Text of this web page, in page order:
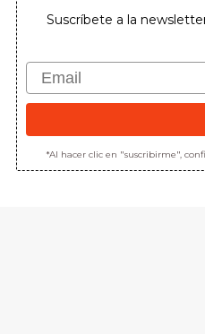
Suscríbete a la
Email
*Al hacer clic en "suscribirme",